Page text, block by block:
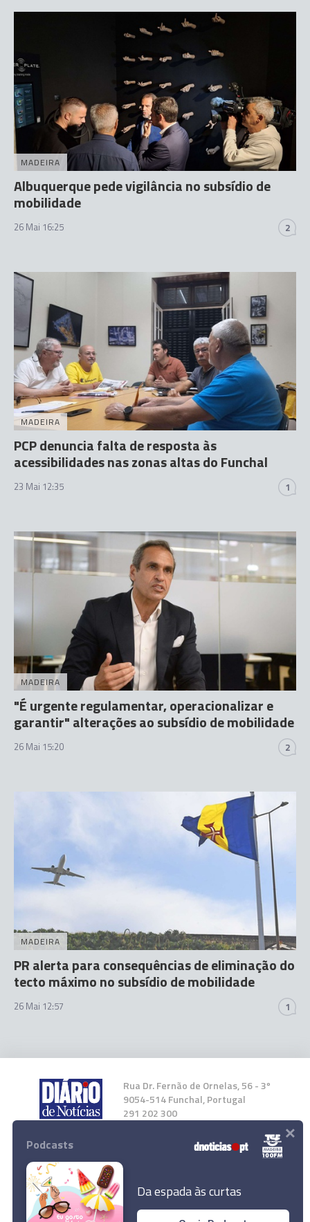
MADEIRA
Albuquerque pede vigilância no subsídio de
mobilidade
26 Mai 16:25 2
MADEIRA
PCP denuncia falta de resposta às
acessibilidades nas zonas altas do Funchal
23 Mai 12:35 1
MADEIRA
"É urgente regulamentar, operacionalizar e
garantir" alterações ao subsídio de mobilidade
26 Mai 15:20 2
MADEIRA
PR alerta para consequências de eliminação do
tecto máximo no subsídio de mobilidade
26 Mai 12:57 1
Rua Dr. Fernão de Ornelas, 56 - 3º
9054-514 Funchal, Portugal
291 202 300
Instale a nossa App
Podcasts
Da espada às curtas
×